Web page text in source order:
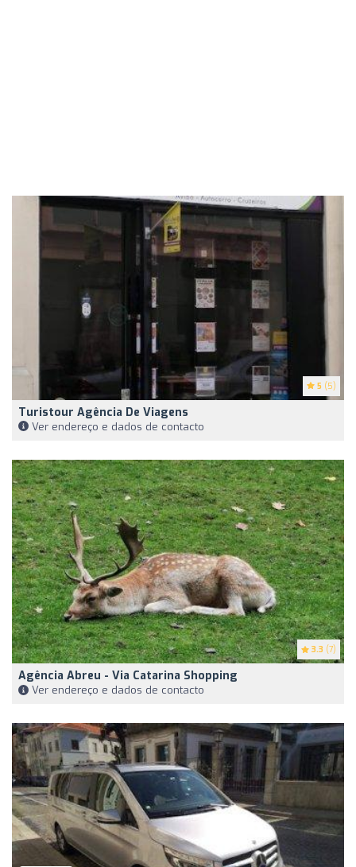
5 (5)
Turistour Agência De Viagens
Ver endereço e dados de contacto
3.3 (7)
Agência Abreu - Via Catarina Shopping
Ver endereço e dados de contacto